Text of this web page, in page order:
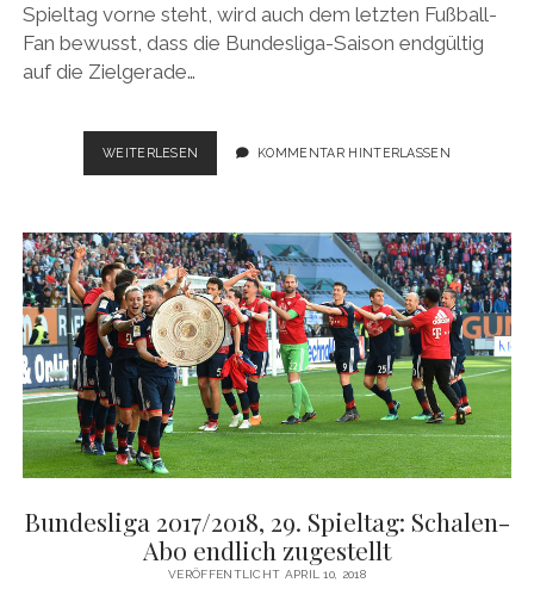
Spieltag vorne steht, wird auch dem letzten Fußball-
Fan bewusst, dass die Bundesliga-Saison endgültig
auf die Zielgerade…
WEITERLESEN
BUNDESLIGA
2017/2018,
DAS
REVIER
STRAHLT
IN
BLAU-
WEISS
KOMMENTAR HINTERLASSEN
Bundesliga 2017/2018, 29. Spieltag: Schalen-
Abo endlich zugestellt
VERÖFFENTLICHT APRIL 10, 2018